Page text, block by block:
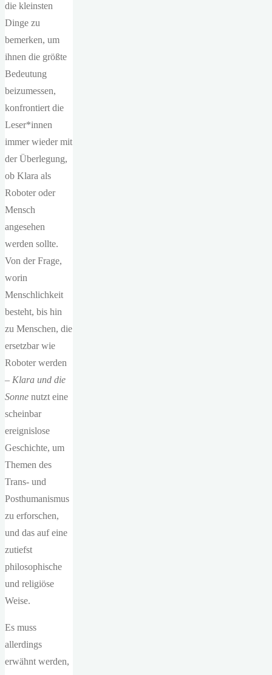
die kleinsten
Dinge zu
bemerken, um
ihnen die größte
Bedeutung
beizumessen,
konfrontiert die
Leser*innen
immer wieder mit
der Überlegung,
ob Klara als
Roboter oder
Mensch
angesehen
werden sollte.
Von der Frage,
worin
Menschlichkeit
besteht, bis hin
zu Menschen, die
ersetzbar wie
Roboter werden
– Klara und die
Sonne nutzt eine
scheinbar
ereignislose
Geschichte, um
Themen des
Trans- und
Posthumanismus
zu erforschen,
und das auf eine
zutiefst
philosophische
und religiöse
Weise.
Es muss
allerdings
erwähnt werden,